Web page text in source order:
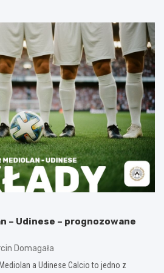
– Udinese – prognozowane
Domagała
a Udinese Calcio to jedno z